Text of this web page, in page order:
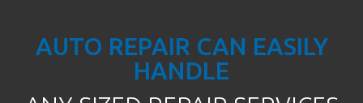
AUTO REPAIR CAN EASILY
HANDLE